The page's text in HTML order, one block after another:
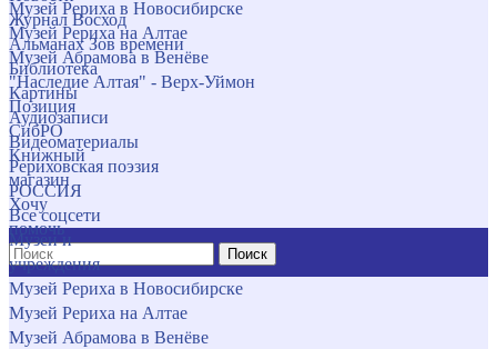
Музей Рериха в Новосибирске
Музей Рериха на Алтае
Музей Абрамова в Венёве
"Наследие Алтая" - Верх-Уймон
Позиция
СибРО
Книжный
магазин
Хочу
помочь
Поиск
Журнал Восход
Альманах Зов времени
Библиотека
Картины
Аудиозаписи
Видеоматериалы
Рериховская поэзия
РОССИЯ
Все соцсети
Музеи и
учреждения
Музей Рериха в Новосибирске
Музей Рериха на Алтае
Музей Абрамова в Венёве